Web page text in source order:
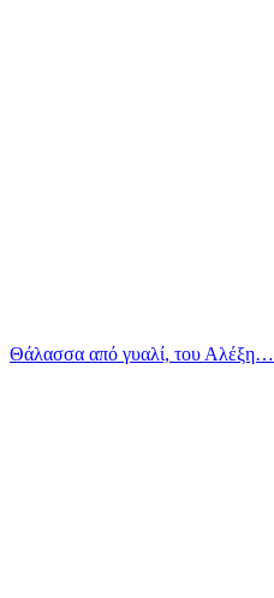
Θάλασσα από γυαλί, του Αλέξη…